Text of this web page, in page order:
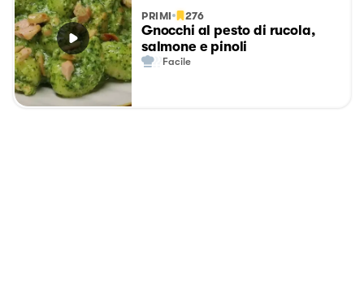
PRIMI 276
Gnocchi al pesto di rucola,
salmone e pinoli
Facile